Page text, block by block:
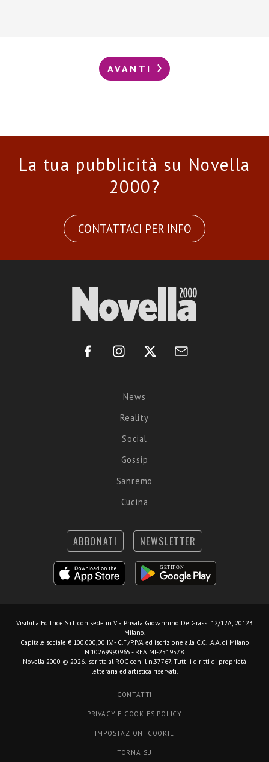
AVANTI
La tua pubblicità su Novella
2000?
CONTATTACI PER INFO
News
Reality
Social
Gossip
Sanremo
Cucina
ABBONATI NEWSLETTER
Visibilia Editrice S.r.l. con sede in Via Privata Giovannino De Grassi 12/12A, 20123
Milano.
Capitale sociale € 100.000,00 I.V. - C.F./P.IVA ed iscrizione alla C.C.I.A.A. di Milano
N.10269990965 - REA MI-2519578.
Novella 2000 © 2026. Iscritta al ROC con il n.37767. Tutti i diritti di proprietà
letteraria ed artistica riservati.
CONTATTI
PRIVACY E COOKIES POLICY
IMPOSTAZIONI COOKIE
TORNA SU